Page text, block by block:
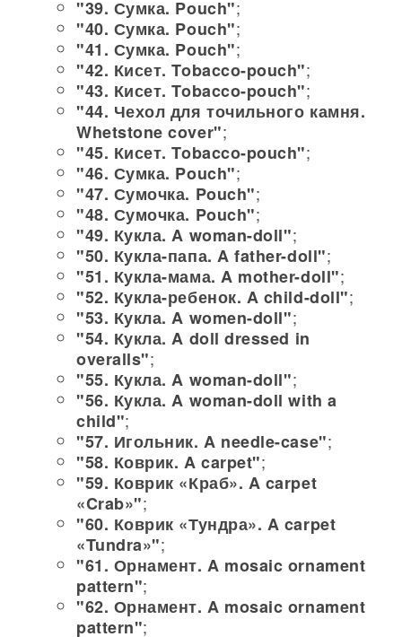
"39. Сумка. Pouch";
"40. Сумка. Pouch";
"41. Сумка. Pouch";
"42. Кисет. Tobacco-pouch";
"43. Кисет. Tobacco-pouch";
"44. Чехол для точильного камня.
Whetstone cover";
"45. Кисет. Tobacco-pouch";
"46. Сумка. Pouch";
"47. Сумочка. Pouch";
"48. Сумочка. Pouch";
"49. Кукла. A woman-doll";
"50. Кукла-папа. A father-doll";
"51. Кукла-мама. A mother-doll";
"52. Кукла-ребенок. A child-doll";
"53. Кукла. A women-doll";
"54. Кукла. A doll dressed in
overalls";
"55. Кукла. A woman-doll";
"56. Кукла. A woman-doll with a
child";
"57. Игольник. A needle-case";
"58. Коврик. A carpet";
"59. Коврик «Краб». A carpet
«Crab»";
"60. Коврик «Тундра». A carpet
«Tundra»";
"61. Орнамент. A mosaic ornament
pattern";
"62. Орнамент. A mosaic ornament
pattern";